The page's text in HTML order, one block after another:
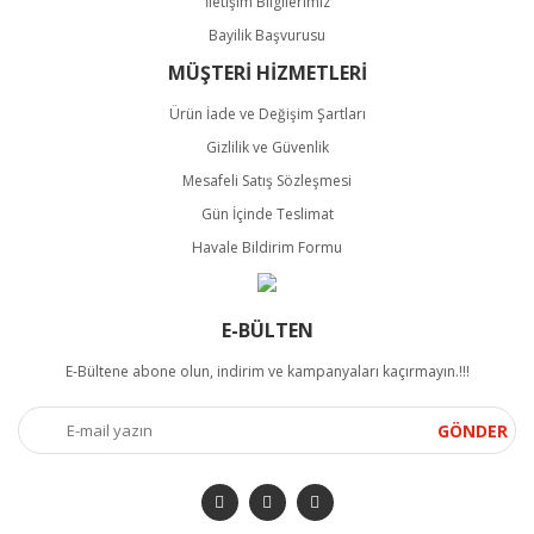
Bayilik Başvurusu
MÜŞTERİ HİZMETLERİ
Ürün İade ve Değişim Şartları
Gizlilik ve Güvenlik
Mesafeli Satış Sözleşmesi
Gün İçinde Teslimat
Havale Bildirim Formu
E-BÜLTEN
E-Bültene abone olun, indirim ve kampanyaları kaçırmayın.!!!
GÖNDER